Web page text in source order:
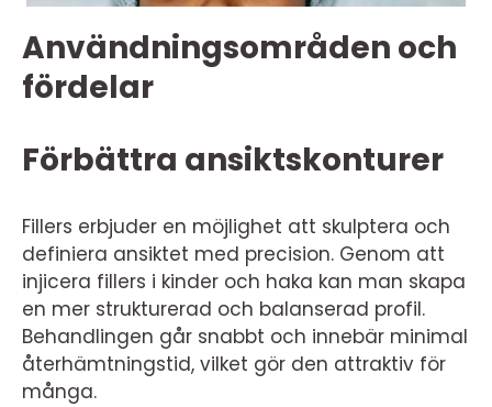
Användningsområden och
fördelar
Förbättra ansiktskonturer
Fillers erbjuder en möjlighet att skulptera och
definiera ansiktet med precision. Genom att
injicera fillers i kinder och haka kan man skapa
en mer strukturerad och balanserad profil.
Behandlingen går snabbt och innebär minimal
återhämtningstid, vilket gör den attraktiv för
många.